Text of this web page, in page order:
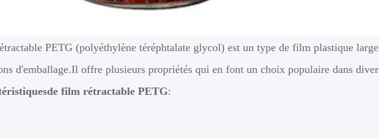
PETG (polyéthylène téréphtalate glycol) est un type de film plastique
d'emballage.Il offre plusieurs propriétés qui en font un choix populaire dans
de film rétractable PETG: